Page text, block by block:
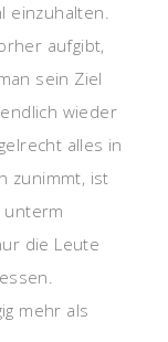
einzuhalten.
aufgibt,
sein Ziel
wieder
alles in
zunimmt, ist
unterm
die Leute
mehr als